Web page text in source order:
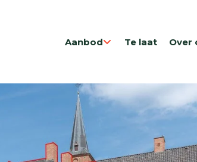
Aanbod Te laat Over